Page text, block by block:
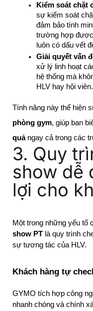
Kiểm soát chặt
sự kiểm soát
đảm bảo tính
trường hợp
luôn có dấu vết
Giải quyết vấn
xử lý linh hoạt
hệ thống mà
HLV hay hội viên.
Tính năng này thể hiện
phòng gym, giúp bạn
quảngay cả trong các
3. Quy
show dễ
lợi cho
Một trong những yếu tố
show PT là quy trình
sự tương tác của HLV.
Khách hàng tự
GYMO tích hợp công
nhanh chóng và chính